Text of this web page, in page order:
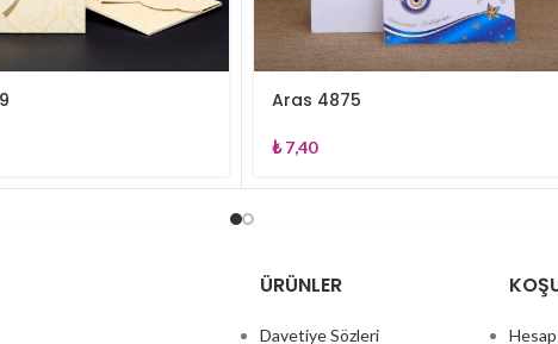
Aras 4875
₺7,40
ÜRÜNLER
Davetiye Sözleri